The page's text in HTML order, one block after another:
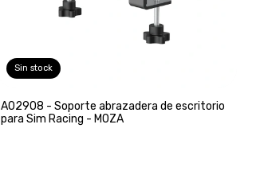
Sin stock
A02908 - Soporte abrazadera de escritorio
para Sim Racing - MOZA